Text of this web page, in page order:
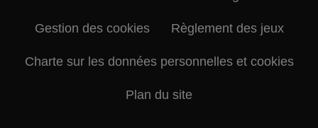
Gestion des cookies Règlement des jeux
Charte sur les données personnelles et cookies
Plan du site